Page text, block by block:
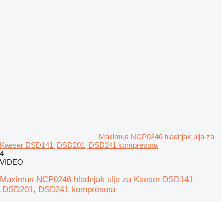
Maximus NCP0246 hladnjak ulja za
Kaeser DSD141 ,DSD201, DSD241 kompresora
4
VIDEO
Maximus NCP0246 hladnjak ulja za Kaeser DSD141
,DSD201, DSD241 kompresora